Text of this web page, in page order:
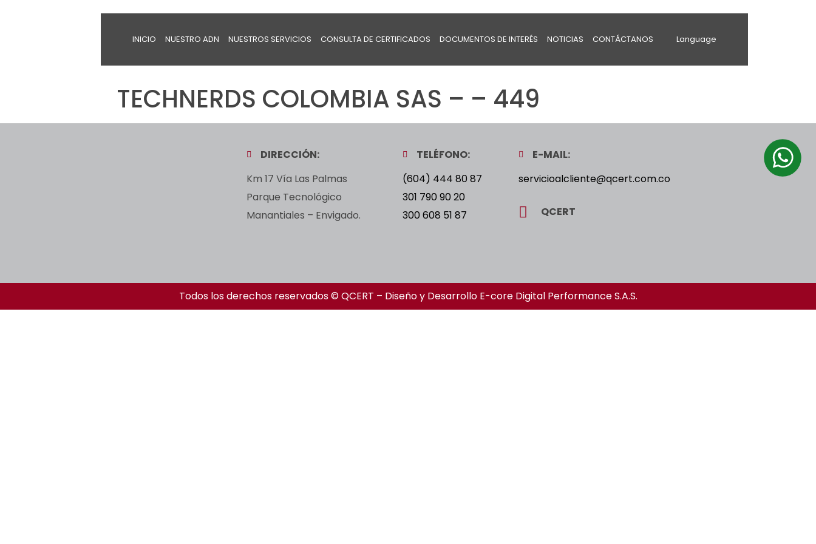
INICIO NUESTRO ADN NUESTROS SERVICIOS CONSULTA DE CERTIFICADOS DOCUMENTOS DE INTERÉS NOTICIAS CONTÁCTANOS Language
TECHNERDS COLOMBIA SAS – – 449
DIRECCIÓN:
Km 17 Vía Las Palmas
Parque Tecnológico
Manantiales – Envigado.
TELÉFONO:
(604) 444 80 87
301 790 90 20
300 608 51 87
E-MAIL:
servicioalcliente@qcert.com.co
QCERT
Todos los derechos reservados © QCERT – Diseño y Desarrollo E-core Digital Performance S.A.S.